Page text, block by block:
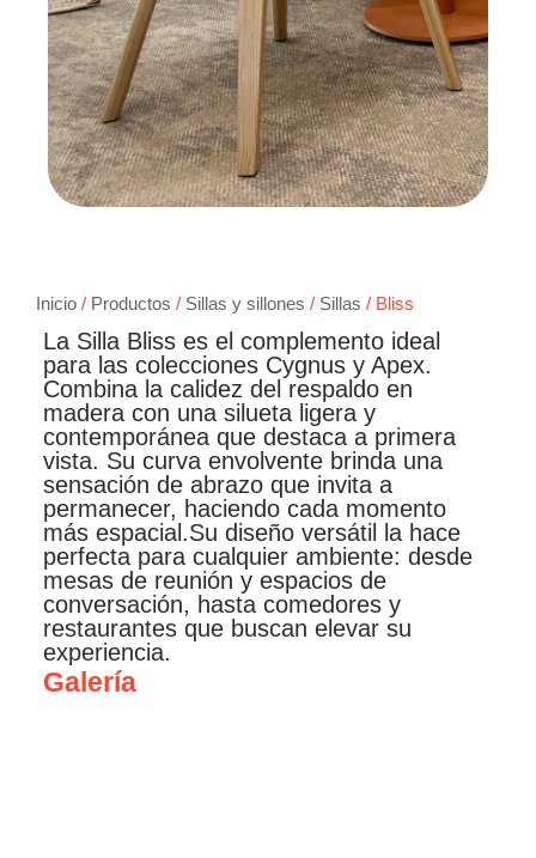
Inicio / Productos / Sillas y sillones / Sillas / Bliss
La Silla Bliss es el complemento ideal
para las colecciones Cygnus y Apex.
Combina la calidez del respaldo en
madera con una silueta ligera y
contemporánea que destaca a primera
vista. Su curva envolvente brinda una
sensación de abrazo que invita a
permanecer, haciendo cada momento
más espacial.Su diseño versátil la hace
perfecta para cualquier ambiente: desde
mesas de reunión y espacios de
conversación, hasta comedores y
restaurantes que buscan elevar su
experiencia.
Galería